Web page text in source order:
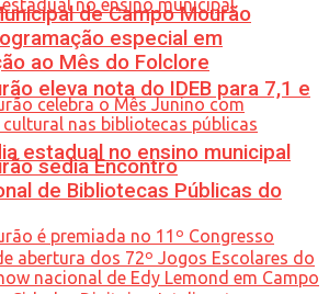
eleva nota do IDEB para 7,1 e
estadual no ensino municipal
de Campo Mourão
especial em
ao Mês do Folclore
sedia Encontro
de Bibliotecas Públicas do